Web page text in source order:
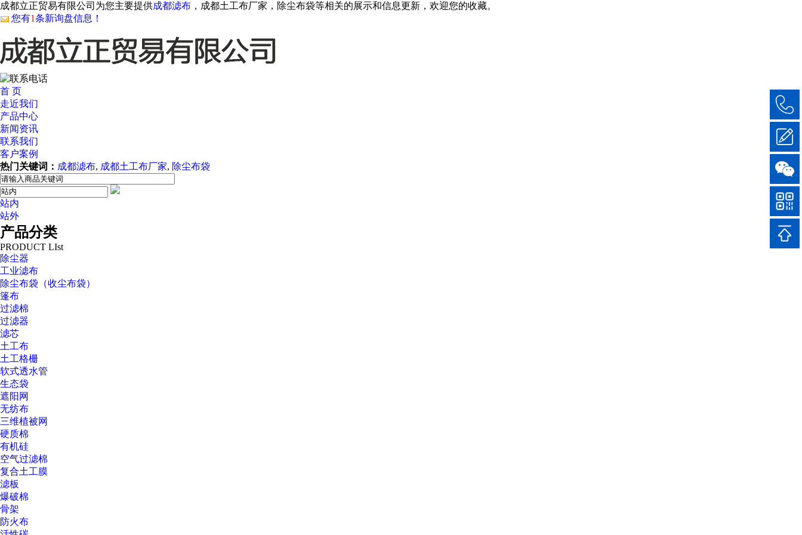
成都立正贸易有限公司为您主要提供成都滤布 ，成都土工布厂家，除尘布袋等相关的展示和信息更新，欢迎您的收藏。
您有1条新询盘信息！
首 页
走近我们
产品中心
新闻资讯
联系我们
客户案例
热门关键词： 成都滤布, 成都土工布厂家, 除尘布袋
站内
站外
产品分类
PRODUCT LIst
除尘器
工业滤布
除尘布袋（收尘布袋）
篷布
过滤棉
过滤器
滤芯
土工布
土工格栅
软式透水管
生态袋
遮阳网
无纺布
三维植被网
硬质棉
有机硅
空气过滤棉
复合土工膜
滤板
爆破棉
骨架
防火布